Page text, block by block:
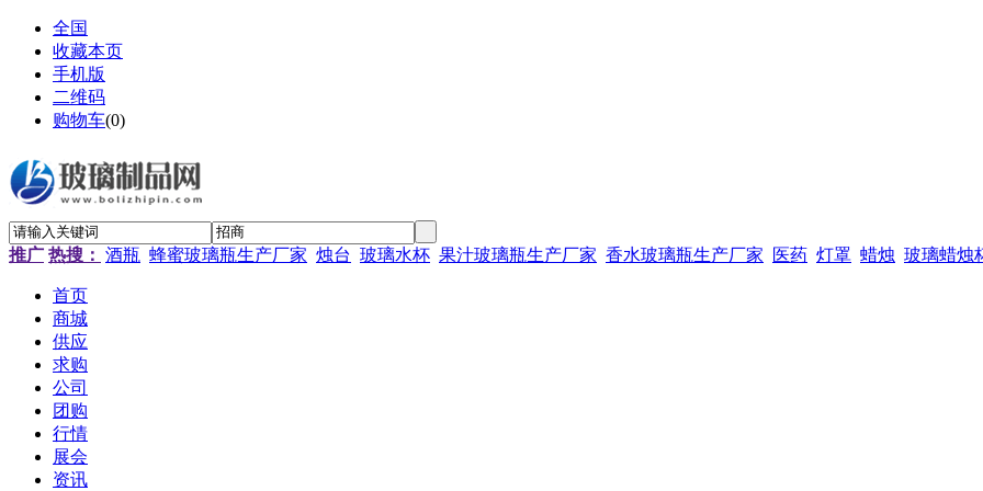
全国
收藏本页
手机版
二维码
购物车(0)
推广 热搜： 酒瓶 蜂蜜玻璃瓶生产厂家 烛台 玻璃水杯 果汁玻璃瓶生产厂家 香水玻璃瓶生产厂家 医药 灯罩 蜡烛 玻璃蜡烛
首页
商城
供应
求购
公司
团购
行情
展会
资讯